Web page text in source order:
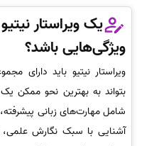
یک ویراستار
ویژگی‌هایی باشد؟
ویراستار نیتیو باید دارای
بتواند به بهترین نحو ممکن
شامل مهارت‌های زبانی
آشنایی با سبک نگارش علمی،